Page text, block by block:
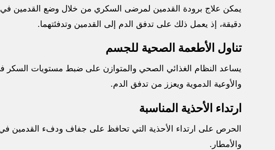
دقيقة، إذ يعمل ذلك على تدفق الدم إلى القدمين وتدفئتهما.
تناول الأطعمة الصحية للجسم
يساعد النظام الغذائي الصحي والمتوازن على ضبط مستويات السكر
والأوعية الدموية ويعزز من تدفق الدم.
ارتداء الأحذية المناسبة
الحرص على ارتداء الأحذية التي تحافظ على جفاف ودفء القدمين
والأمطار.